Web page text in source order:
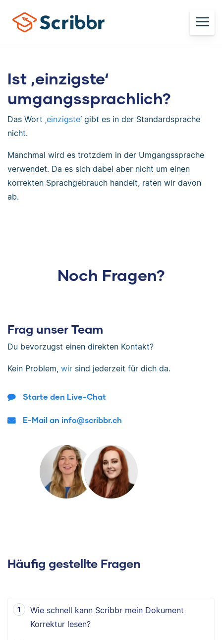
Ist ‚einzigste‘
umgangssprachlich?
Das Wort ‚einzigste‘ gibt es in der Standardsprache
nicht.
Manchmal wird es trotzdem in der Umgangssprache
verwendet. Da es sich dabei aber nicht um einen
korrekten Sprachgebrauch handelt, raten wir davon
ab.
Noch Fragen?
Frag unser Team
Du bevorzugst einen direkten Kontakt?
Kein Problem, wir sind jederzeit für dich da.
Starte den Live-Chat
E-Mail an info@scribbr.ch
Häufig gestellte Fragen
Wie schnell kann Scribbr mein Dokument
Korrektur lesen?